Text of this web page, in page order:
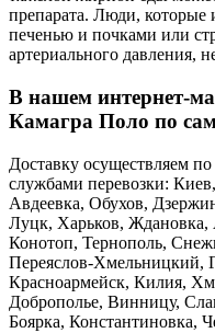
препарата. Люди, которые
печенью и почками или
артериального давления,
В нашем интернет-
Камагра Поло по
Доставку осуществляем
службами перевозки:
Авдеевка, Обухов,
Луцк, Харьков, Ждановка,
Конотоп, Тернополь,
Переяслов-Хмельницкий,
Красноармейск, Килия,
Доброполье, Винницу,
Боярка, Константиновка,